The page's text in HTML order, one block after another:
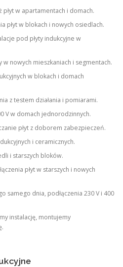
płyt w apartamentach i domach.
płyt w blokach i nowych osiedlach.
pod płyty indukcyjne w
w nowych mieszkaniach i segmentach.
w blokach i domach
z testem działania i pomiarami.
V w domach jednorodzinnych.
płyt z doborem zabezpieczeń.
i ceramicznych.
i starszych bloków.
płyt w starszych i nowych
samego dnia, podłączenia 230 V i 400
instalację, montujemy